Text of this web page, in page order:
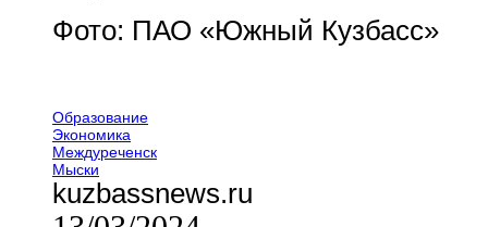
Фото: ПАО «Южный Кузбасс»
Образование
Экономика
Междуреченск
Мыски
kuzbassnews.ru